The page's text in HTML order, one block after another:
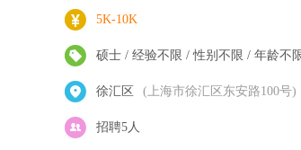
5K-10K
硕士 / 经验不限 / 性别不限 / 年龄不
徐汇区 (上海市徐汇区东安路100号)
招聘5人